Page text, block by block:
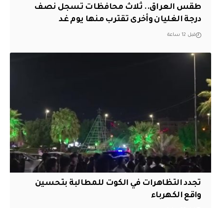
طقس العراق.. ثلاث محافظات تسجل نصف
درجة الغليان وأخرى تقترب منها يوم غد
قبل 12 ساعة
تجدد التظاهرات في الكوت للمطالبة بتحسين
واقع الكهرباء